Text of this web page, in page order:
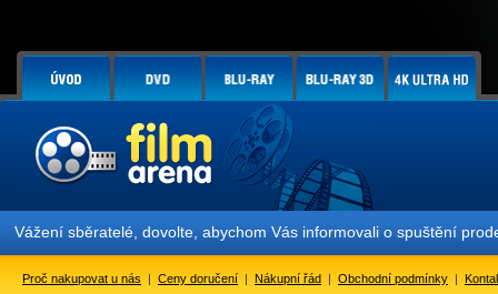
Vážení sběratelé, dovolte, abychom Vás informovali o spuštění
Proč nakupovat u nás | Ceny doručení | Nákupní řád | Obchodní podmínky |